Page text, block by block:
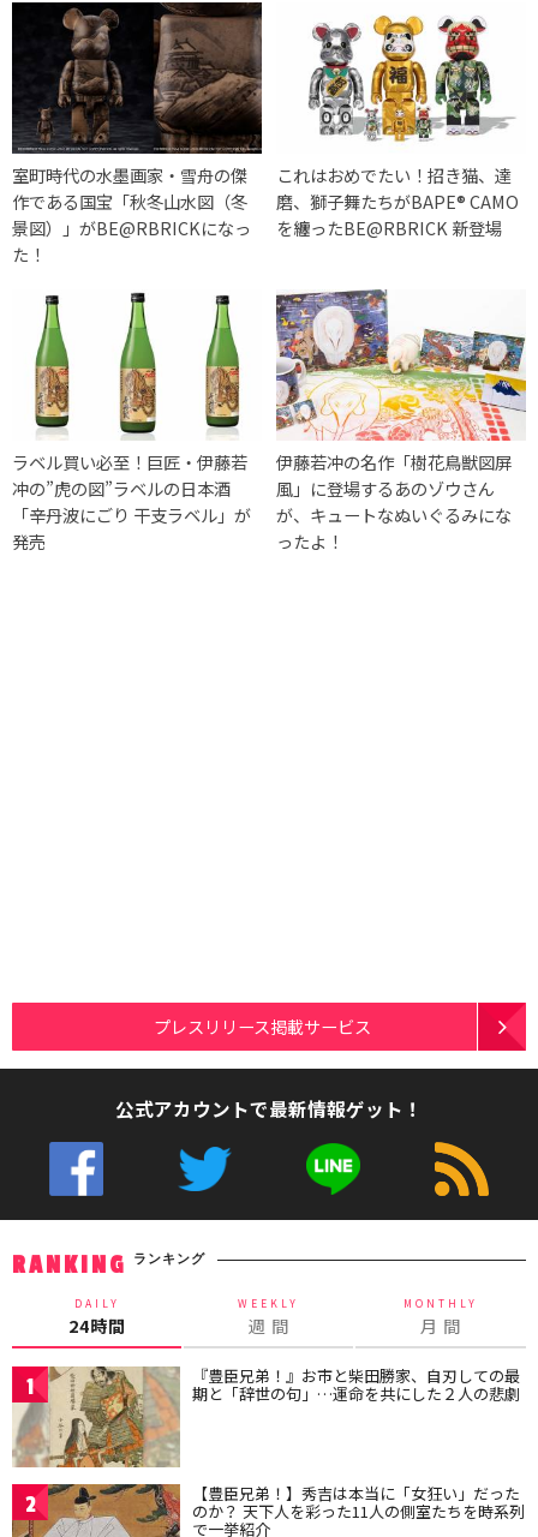
室町時代の水墨画家・雪舟の傑
作である国宝「秋冬山水図（冬
景図）」がBE@RBRICKになっ
た！
これはおめでたい！招き猫、達
磨、獅子舞たちがBAPE®︎ CAMO
を纏ったBE@RBRICK 新登場
ラベル買い必至！巨匠・伊藤若
冲の”虎の図”ラベルの日本酒
「辛丹波にごり 干支ラベル」が
発売
伊藤若冲の名作「樹花鳥獣図屏
風」に登場するあのゾウさん
が、キュートなぬいぐるみにな
ったよ！
プレスリリース掲載サービス
公式アカウントで最新情報ゲット！
RANKING ランキング
DAILY
24時間
WEEKLY
週 間
MONTHLY
月 間
1 『豊臣兄弟！』お市と柴田勝家、自刃しての最
期と「辞世の句」…運命を共にした２人の悲劇
2 【豊臣兄弟！】秀吉は本当に「女狂い」だった
のか？ 天下人を彩った11人の側室たちを時系列
で一挙紹介